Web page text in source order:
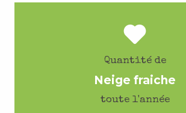
Quantité de
Neige fraiche
toute l'année